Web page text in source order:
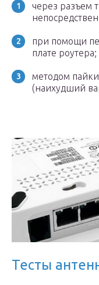
через разъем
при помощи
плате роутера;
методом
(наихудший
Тесты